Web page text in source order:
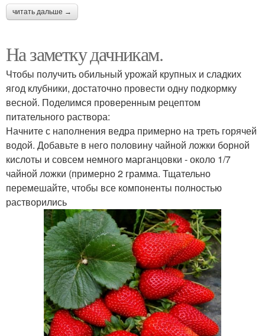
читать дальше →
На заметку дачникам.
Чтобы получить обильный урожай крупных и сладких
ягод клубники, достаточно провести одну подкормку
весной. Поделимся проверенным рецептом
питательного раствора:
Начните с наполнения ведра примерно на треть горячей
водой. Добавьте в него половину чайной ложки борной
кислоты и совсем немного марганцовки - около 1/7
чайной ложки (примерно 2 грамма. Тщательно
перемешайте, чтобы все компоненты полностью
растворились